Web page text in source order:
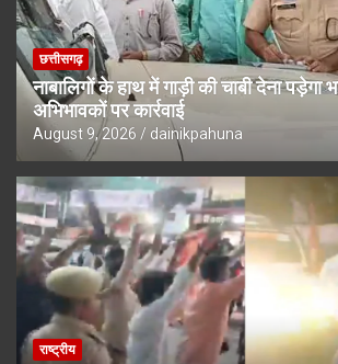
छत्तीसगढ़
नाबालिगों के हाथ में गाड़ी की चाबी देना पड़ेगा
अभिभावकों पर कार्रवाई
August 9, 2026 dainikpahuna
राष्ट्रीय